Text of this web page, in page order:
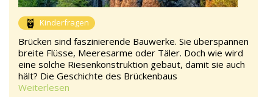
Kinderfragen
Brücken sind faszinierende Bauwerke. Sie überspannen
breite Flüsse, Meeresarme oder Täler. Doch wie wird
eine solche Riesenkonstruktion gebaut, damit sie auch
hält? Die Geschichte des Brückenbaus
Weiterlesen